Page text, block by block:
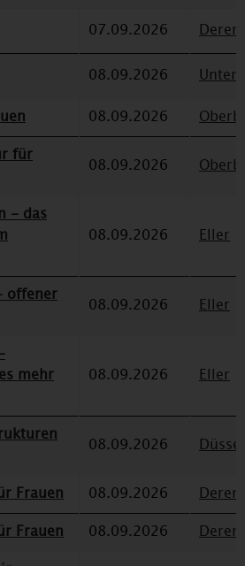
07.09.2026
08.09.2026
08.09.2026
für
08.09.2026
- das
08.09.2026 Eller
offener
08.09.2026 Eller
mehr
08.09.2026 Eller
08.09.2026
Frauen 08.09.2026
Frauen
08.09.2026